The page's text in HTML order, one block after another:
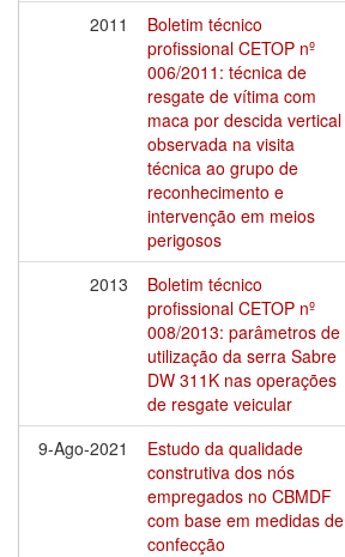
2011
Boletim técnico
profissional CETOP nº
006/2011: técnica de
resgate de vítima com
maca por descida vertical
observada na visita
técnica ao grupo de
reconhecimento e
intervenção em meios
perigosos
2013
Boletim técnico
profissional CETOP nº
008/2013: parâmetros de
utilização da serra Sabre
DW 311K nas operações
de resgate veicular
9-Ago-2021
Estudo da qualidade
construtiva dos nós
empregados no CBMDF
com base em medidas de
confecção